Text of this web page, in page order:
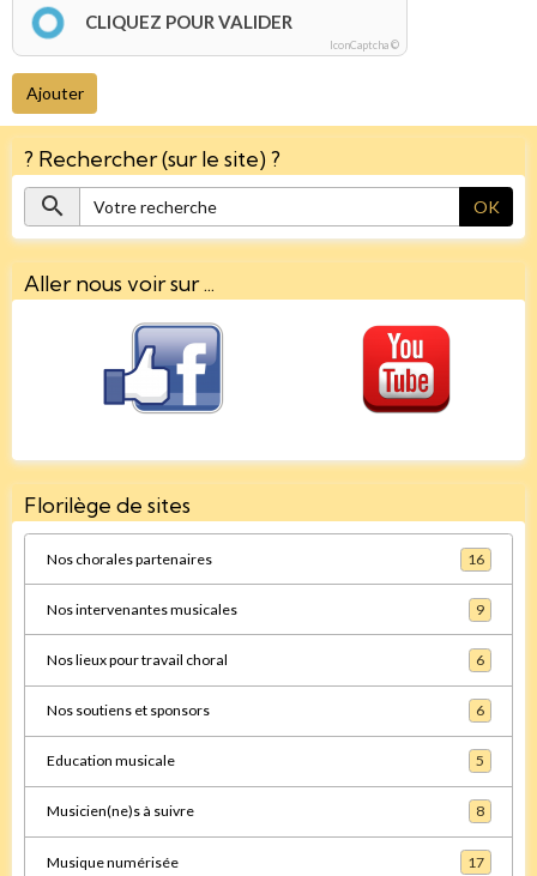
CLIQUEZ POUR VALIDER
IconCaptcha ©
Ajouter
? Rechercher (sur le site) ?
OK
Aller nous voir sur ...
Florilège de sites
Nos chorales partenaires 16
Nos intervenantes musicales 9
Nos lieux pour travail choral 6
Nos soutiens et sponsors 6
Education musicale 5
Musicien(ne)s à suivre 8
Musique numérisée 17